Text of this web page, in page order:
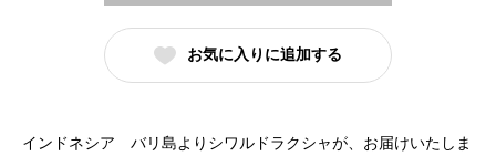
お気に入りに追加する
インドネシア バリ島よりシワルドラクシャが、お届けいたしま